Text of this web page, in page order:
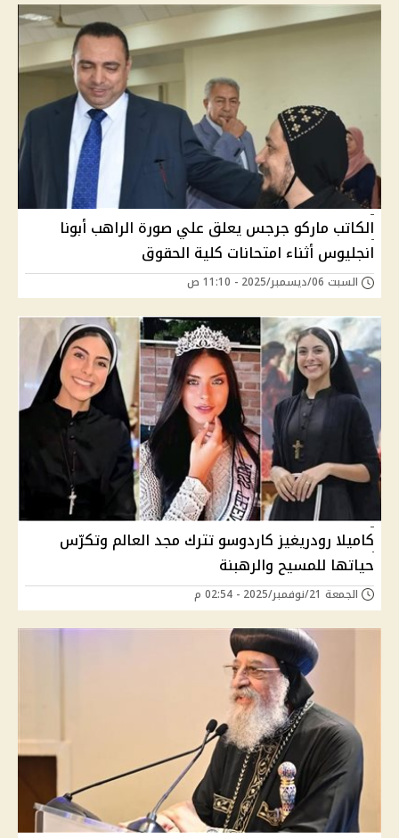
الكاتب ماركو جرجس يعلق علي صورة الراهب أبونا
انجليوس أثناء امتحانات كلية الحقوق
السبت 06/ديسمبر/2025 - 11:10 ص
كاميلا رودريغيز كاردوسو تترك مجد العالم وتكرّس
حياتها للمسيح والرهبنة
الجمعة 21/نوفمبر/2025 - 02:54 م